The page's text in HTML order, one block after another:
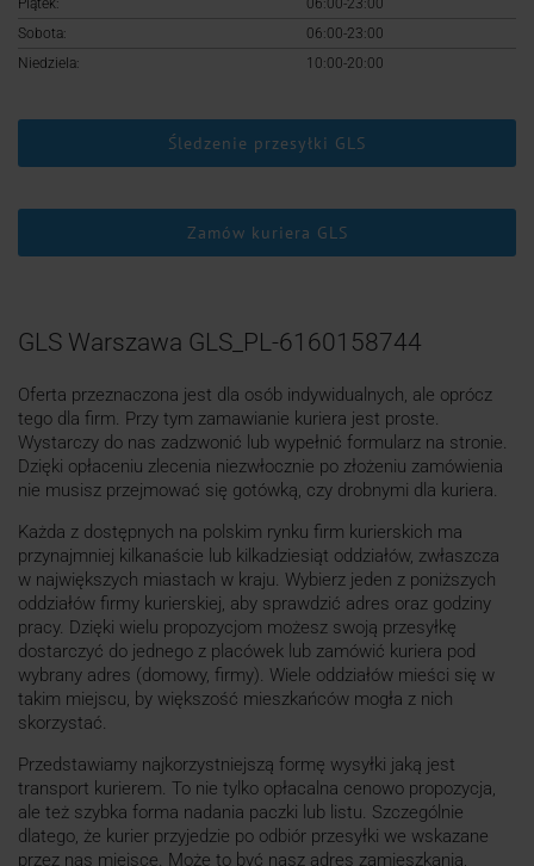
Piątek:
06:00-23:00
Sobota:
06:00-23:00
Niedziela:
10:00-20:00
Śledzenie przesyłki GLS
Zamów kuriera GLS
GLS Warszawa GLS_PL-6160158744
Oferta przeznaczona jest dla osób indywidualnych, ale oprócz
tego dla firm. Przy tym zamawianie kuriera jest proste.
Wystarczy do nas zadzwonić lub wypełnić formularz na stronie.
Dzięki opłaceniu zlecenia niezwłocznie po złożeniu zamówienia
nie musisz przejmować się gotówką, czy drobnymi dla kuriera.
Każda z dostępnych na polskim rynku firm kurierskich ma
przynajmniej kilkanaście lub kilkadziesiąt oddziałów, zwłaszcza
w największych miastach w kraju. Wybierz jeden z poniższych
oddziałów firmy kurierskiej, aby sprawdzić adres oraz godziny
pracy. Dzięki wielu propozycjom możesz swoją przesyłkę
dostarczyć do jednego z placówek lub zamówić kuriera pod
wybrany adres (domowy, firmy). Wiele oddziałów mieści się w
takim miejscu, by większość mieszkańców mogła z nich
skorzystać.
Przedstawiamy najkorzystniejszą formę wysyłki jaką jest
transport kurierem. To nie tylko opłacalna cenowo propozycja,
ale też szybka forma nadania paczki lub listu. Szczególnie
dlatego, że kurier przyjedzie po odbiór przesyłki we wskazane
przez nas miejsce. Może to być nasz adres zamieszkania,